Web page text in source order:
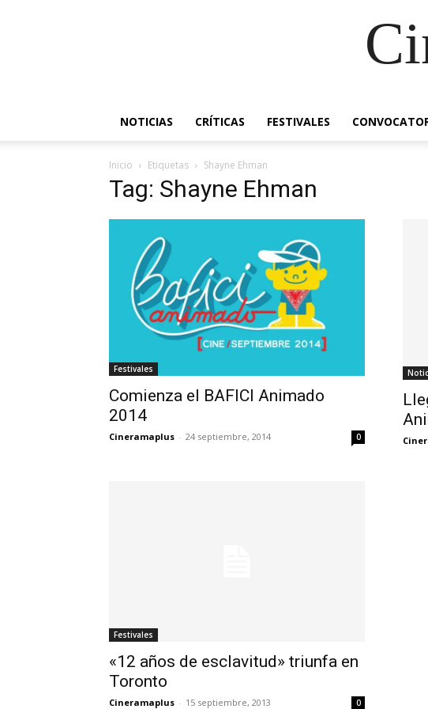
NOTICIAS CRÍTICAS FESTIVALES
Inicio Etiquetas Shayne Ehman
Tag: Shayne Ehman
Festivales
Comienza el BAFICI Animado
2014
Cineramaplus - 24 septiembre, 2014 0
Festivales
«12 años de esclavitud» triunfa en
Toronto
Cineramaplus - 15 septiembre, 2013 0